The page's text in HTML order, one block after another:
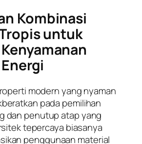
Kombinasi
untuk
modern yang nyaman
pada pemilihan
dan penutup atap yang
tepercaya biasanya
penggunaan material